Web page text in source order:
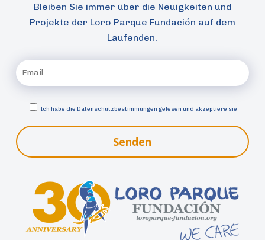
Bleiben Sie immer über die Neuigkeiten und
Projekte der Loro Parque Fundación auf dem
Laufenden.
Ich habe dieDatenschutzbestimmungen gelesen und akzeptiere sie
Senden